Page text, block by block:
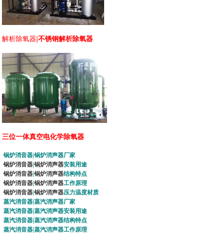
解析除氧器|不锈钢解析除氧器
三位一体真空电化学除氧器
锅炉消音器 锅炉消声器厂家
锅炉消音器 锅炉消声器安装用途
锅炉消音器 锅炉消声器结构特点
锅炉消音器 锅炉消声器工作原理
锅炉消音器 锅炉消声器压力温度材质
蒸汽消音器 蒸汽消声器厂家
蒸汽消音器 蒸汽消声器安装用途
蒸汽消音器 蒸汽消声器结构特点
蒸汽消音器 蒸汽消声器工作原理